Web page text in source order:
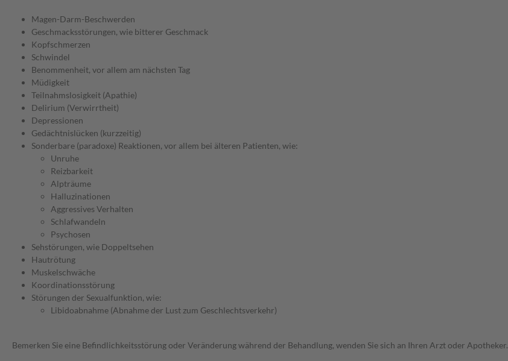
Magen-Darm-Beschwerden
Geschmacksstörungen, wie bitterer Geschmack
Kopfschmerzen
Schwindel
Benommenheit, vor allem am nächsten Tag
Müdigkeit
Teilnahmslosigkeit (Apathie)
Delirium (Verwirrtheit)
Depressionen
Gedächtnislücken (kurzzeitig)
Sonderbare (paradoxe) Reaktionen, vor allem bei älteren Patienten, wie:
Unruhe
Reizbarkeit
Alpträume
Halluzinationen
Aggressives Verhalten
Schlafwandeln
Psychosen
Sehstörungen, wie Doppeltsehen
Hautrötung
Muskelschwäche
Koordinationsstörung
Störungen der Sexualfunktion, wie:
Libidoabnahme (Abnahme der Lust zum Geschlechtsverkehr)
Bemerken Sie eine Befindlichkeitsstörung oder Veränderung während der Behandlung, wenden Sie sich an Ihren Arzt oder Apotheker.